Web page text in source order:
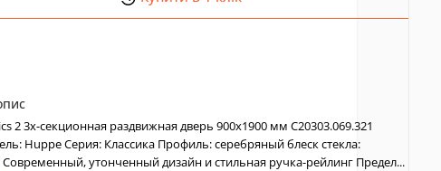
2 3х-секционная раздвижная дверь 900x1900 мм C20303.069.321
Huppe Серия: Классика Профиль: серебряный блеск стекла:
утонченный дизайн и стильная ручка-рейлинг Предел...